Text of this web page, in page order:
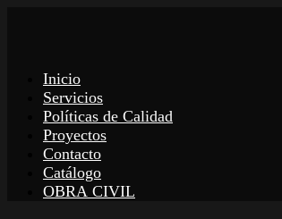
Inicio
Servicios
Políticas de Calidad
Proyectos
Contacto
Catálogo
OBRA CIVIL